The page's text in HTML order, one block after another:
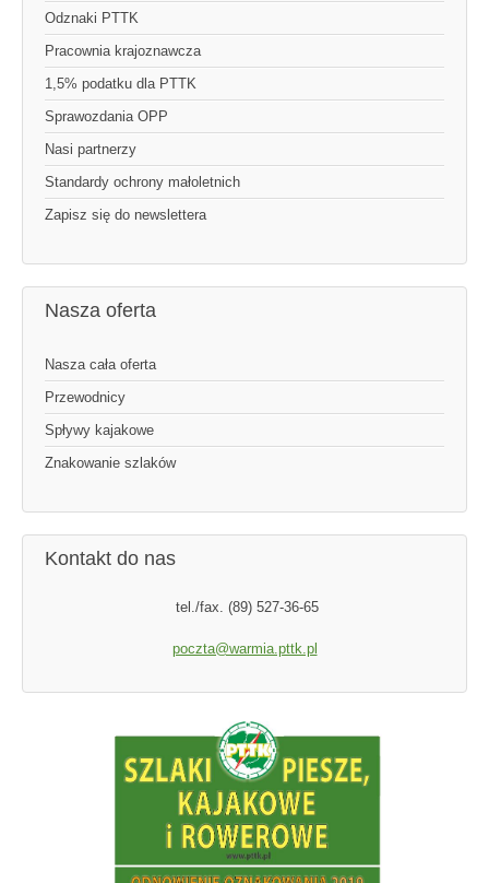
Odznaki PTTK
Pracownia krajoznawcza
1,5% podatku dla PTTK
Sprawozdania OPP
Nasi partnerzy
Standardy ochrony małoletnich
Zapisz się do newslettera
Nasza oferta
Nasza cała oferta
Przewodnicy
Spływy kajakowe
Znakowanie szlaków
Kontakt do nas
tel./fax. (89) 527-36-65
poczta@warmia.pttk.pl